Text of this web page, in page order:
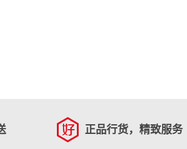
正品行货，精致服务